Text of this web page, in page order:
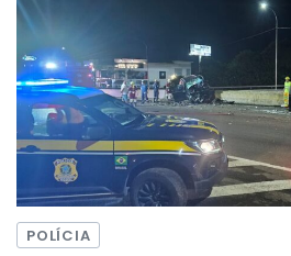
POLÍCIA